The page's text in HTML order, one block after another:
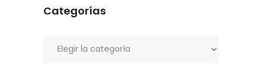
Categorías